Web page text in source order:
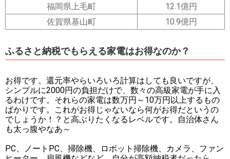
福岡県上毛町
12.1億円
佐賀県基山町
10.9億円
ふるさと納税でもらえる家電はお得なのか？
お得です。還元率やらいろいろ計算はしても良いですが、
シンプルに2000円の負担だけで、数々の高級家電が手に入
るわけです。それらの家電は数万円～10万円以上するもの
ばかりです。これがお得じゃないなら何がお得だというの
でしょうか！？と高ぶりたくなるレベルです。自治体さん
も太っ腹やなあ～
PC、ノートPC、掃除機、ロボット掃除機、カメラ、ファン